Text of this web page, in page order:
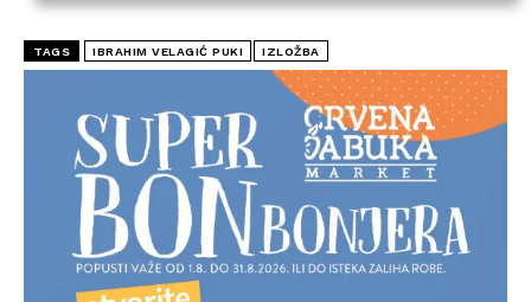
TAGS IBRAHIM VELAGIĆ PUKI IZLOŽBA